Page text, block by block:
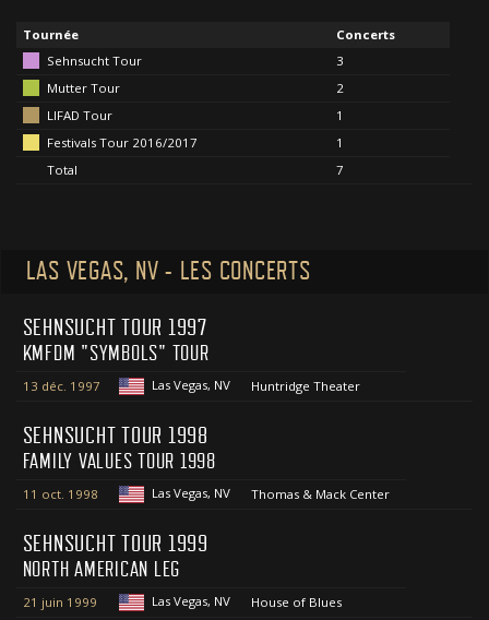
Tournée
Concerts
Sehnsucht Tour
3
Mutter Tour
2
LIFAD Tour
1
Festivals Tour 2016/2017
1
Total
7
LAS VEGAS, NV - LES CONCERTS
SEHNSUCHT TOUR 1997
KMFDM "SYMBOLS" TOUR
13 déc. 1997 Las Vegas, NV Huntridge Theater
SEHNSUCHT TOUR 1998
FAMILY VALUES TOUR 1998
11 oct. 1998 Las Vegas, NV Thomas & Mack Center
SEHNSUCHT TOUR 1999
NORTH AMERICAN LEG
21 juin 1999 Las Vegas, NV House of Blues